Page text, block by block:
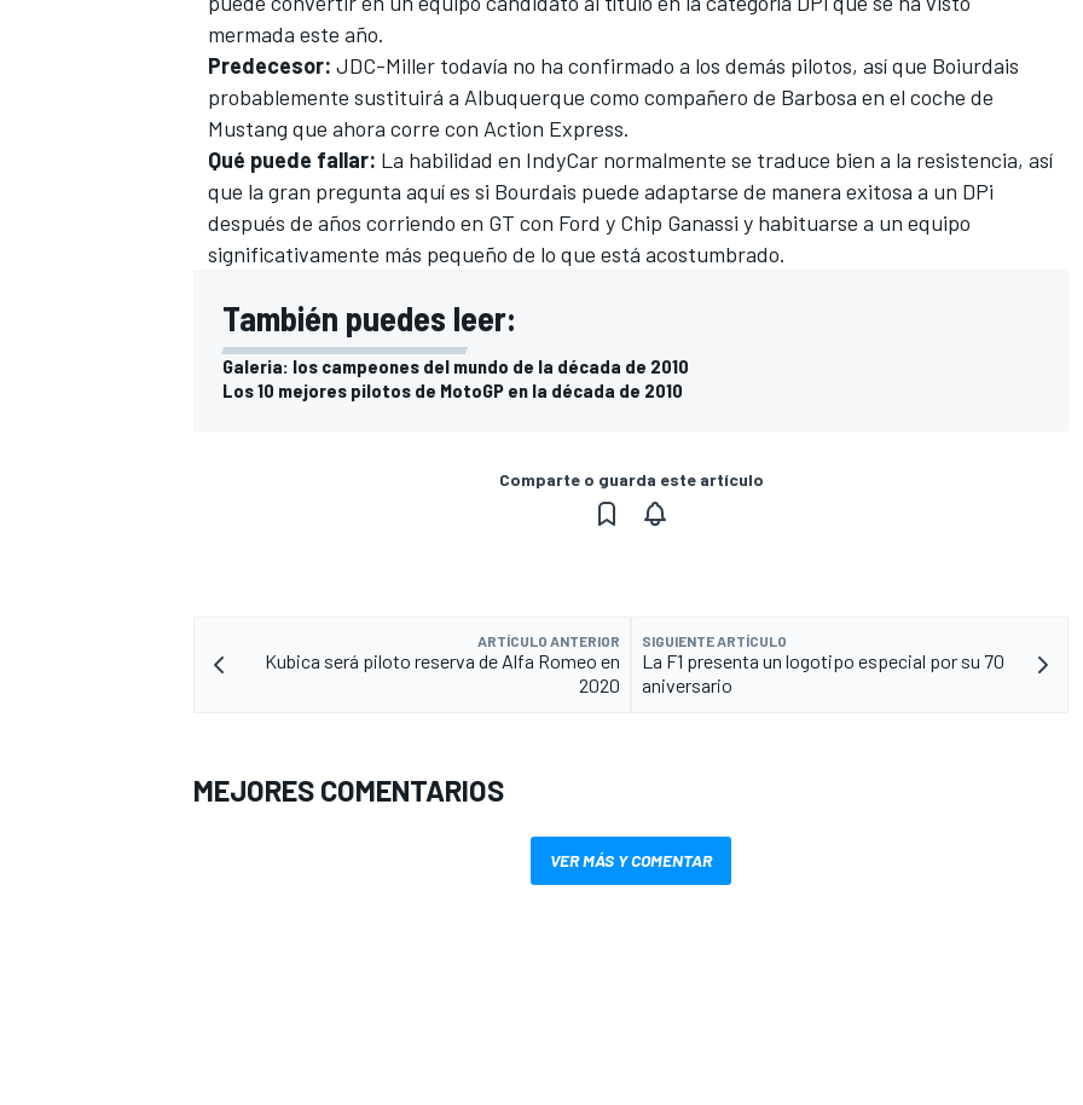
MÁS CATEGORÍAS
mermada este año.
Predecesor: JDC-Miller todavía no ha confirmado a los demás pilotos, así que Boiurdais
probablemente sustituirá a Albuquerque como compañero de Barbosa en el coche de
Mustang que ahora corre con Action Express.
Qué puede fallar: La habilidad en IndyCar normalmente se traduce bien a la resistencia, así
que la gran pregunta aquí es si Bourdais puede adaptarse de manera exitosa a un DPi
después de años corriendo en GT con Ford y Chip Ganassi y habituarse a un equipo
significativamente más pequeño de lo que está acostumbrado.
También puedes leer:
Galeria: los campeones del mundo de la década de 2010
Los 10 mejores pilotos de MotoGP en la década de 2010
Comparte o guarda este artículo
ARTÍCULO ANTERIOR
Kubica será piloto reserva de Alfa Romeo en
2020
SIGUIENTE ARTÍCULO
La F1 presenta un logotipo especial por su 70
aniversario
MEJORES COMENTARIOS
VER MÁS Y COMENTAR